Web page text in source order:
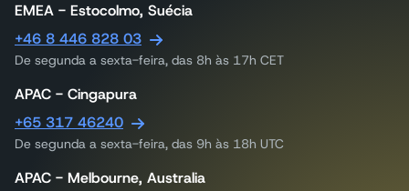
EMEA - Estocolmo, Suécia
+46 8 446 828 03
De segunda a sexta-feira, das 8h às 17h CET
APAC - Cingapura
+65 317 46240
De segunda a sexta-feira, das 9h às 18h UTC
APAC - Melbourne, Australia